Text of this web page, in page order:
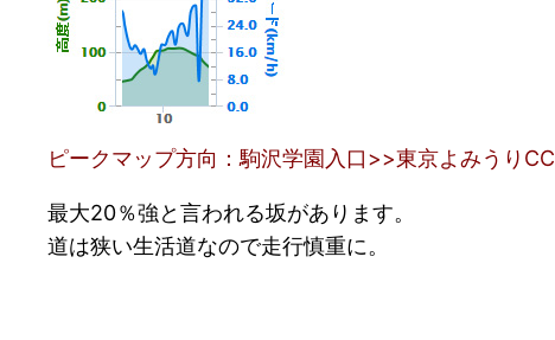
ピークマップ方向：駒沢学園入口>>東京よみうりCC
最大20％強と言われる坂があります。
道は狭い生活道なので走行慎重に。